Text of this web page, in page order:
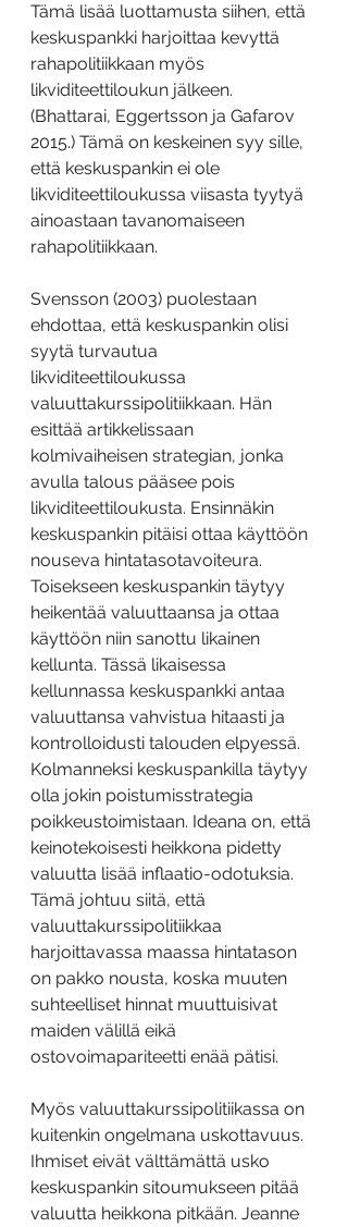
Tämä lisää luottamusta siihen, että
keskuspankki harjoittaa kevyttä
rahapolitiikkaan myös
likviditeettiloukun jälkeen.
(Bhattarai, Eggertsson ja Gafarov
2015.) Tämä on keskeinen syy sille,
että keskuspankin ei ole
likviditeettiloukussa viisasta tyytyä
ainoastaan tavanomaiseen
rahapolitiikkaan.
Svensson (2003) puolestaan
ehdottaa, että keskuspankin olisi
syytä turvautua
likviditeettiloukussa
valuuttakurssipolitiikkaan. Hän
esittää artikkelissaan
kolmivaiheisen strategian, jonka
avulla talous pääsee pois
likviditeettiloukusta. Ensinnäkin
keskuspankin pitäisi ottaa käyttöön
nouseva hintatasotavoiteura.
Toisekseen keskuspankin täytyy
heikentää valuuttaansa ja ottaa
käyttöön niin sanottu likainen
kellunta. Tässä likaisessa
kellunnassa keskuspankki antaa
valuuttansa vahvistua hitaasti ja
kontrolloidusti talouden elpyessä.
Kolmanneksi keskuspankilla täytyy
olla jokin poistumisstrategia
poikkeustoimistaan. Ideana on, että
keinotekoisesti heikkona pidetty
valuutta lisää inflaatio-odotuksia.
Tämä johtuu siitä, että
valuuttakurssipolitiikkaa
harjoittavassa maassa hintatason
on pakko nousta, koska muuten
suhteelliset hinnat muuttuisivat
maiden välillä eikä
ostovoimapariteetti enää pätisi.
Myös valuuttakurssipolitiikassa on
kuitenkin ongelmana uskottavuus.
Ihmiset eivät välttämättä usko
keskuspankin sitoumukseen pitää
valuutta heikkona pitkään. Jeanne